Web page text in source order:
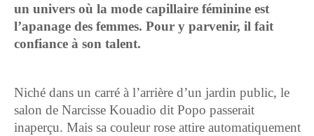
un univers où la mode capillaire féminine est
l’apanage des femmes. Pour y parvenir, il fait
confiance à son talent.
Niché dans un carré à l’arrière d’un jardin public, le
salon de Narcisse Kouadio dit Popo passerait
inaperçu. Mais sa couleur rose attire automatiquement